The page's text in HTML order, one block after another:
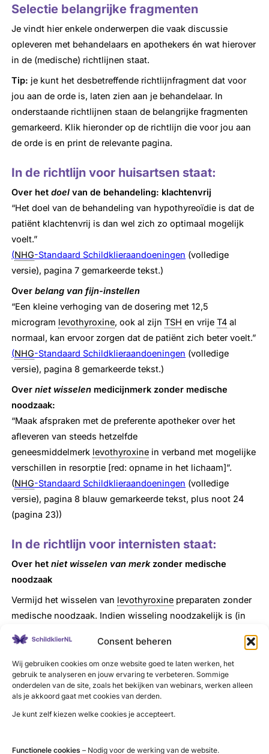
Consent beheren
Wij gebruiken cookies om onze website goed te laten werken, het
gebruik te analyseren en jouw ervaring te verbeteren. Sommige
onderdelen van de site, zoals het bekijken van webinars, werken alleen
als je akkoord gaat met cookies van derden.
Je kunt zelf kiezen welke cookies je accepteert.
Functionele cookies – Nodig voor de werking van de website.
Selectie belangrijke fragmenten
Je vindt hier enkele onderwerpen die vaak discussie
opleveren met behandelaars en apothekers én wat hierover
in de (medische) richtlijnen staat.
Tip: je kunt het desbetreffende richtlijnfragment dat voor
jou aan de orde is, laten zien aan je behandelaar. In
onderstaande richtlijnen staan de belangrijke fragmenten
gemarkeerd. Klik hieronder op de richtlijn die voor jou aan
de orde is en print de relevante pagina.
In de richtlijn voor huisartsen staat:
Over hetdoel van de behandeling: klachtenvrij
“Het doel van de behandeling van hypothyreoïdie is dat de
patiënt klachtenvrij is dan wel zich zo optimaal mogelijk
voelt.”
(NHG-Standaard Schildklieraandoeningen (volledige
versie), pagina 7 gemarkeerde tekst.)
Overbelang van fijn-instellen
“Een kleine verhoging van de dosering met 12,5
microgram levothyroxine, ook al zijnTSH en vrijeT4 al
normaal, kan ervoor zorgen dat de patiënt zich beter voelt.”
(NHG-Standaard Schildklieraandoeningen (volledige
versie), pagina 8 gemarkeerde tekst.)
Over niet wisselen medicijnmerk zonder medische
noodzaak:
“Maak afspraken met de preferente apotheker over het
afleveren van steeds hetzelfde
geneesmiddelmerk levothyroxine in verband met mogelijke
verschillen in resorptie [red: opname in het lichaam]”.
(NHG-Standaard Schildklieraandoeningen (volledige
versie), pagina 8 blauw gemarkeerde tekst, plus noot 24
(pagina 23))
In de richtlijn voor internisten staat:
Over het niet wisselen van merk zonder medische
noodzaak
Vermijd het wisselen van levothyroxine preparaten zonder
medische noodzaak. Indien wisseling noodzakelijk is (in
is het raadzaam om hetTSHtenminste 6 weken na dato te
laten controleren.
Bron:Richtlijnendatabase.nl
In de Handleiding voor apothekers staat: